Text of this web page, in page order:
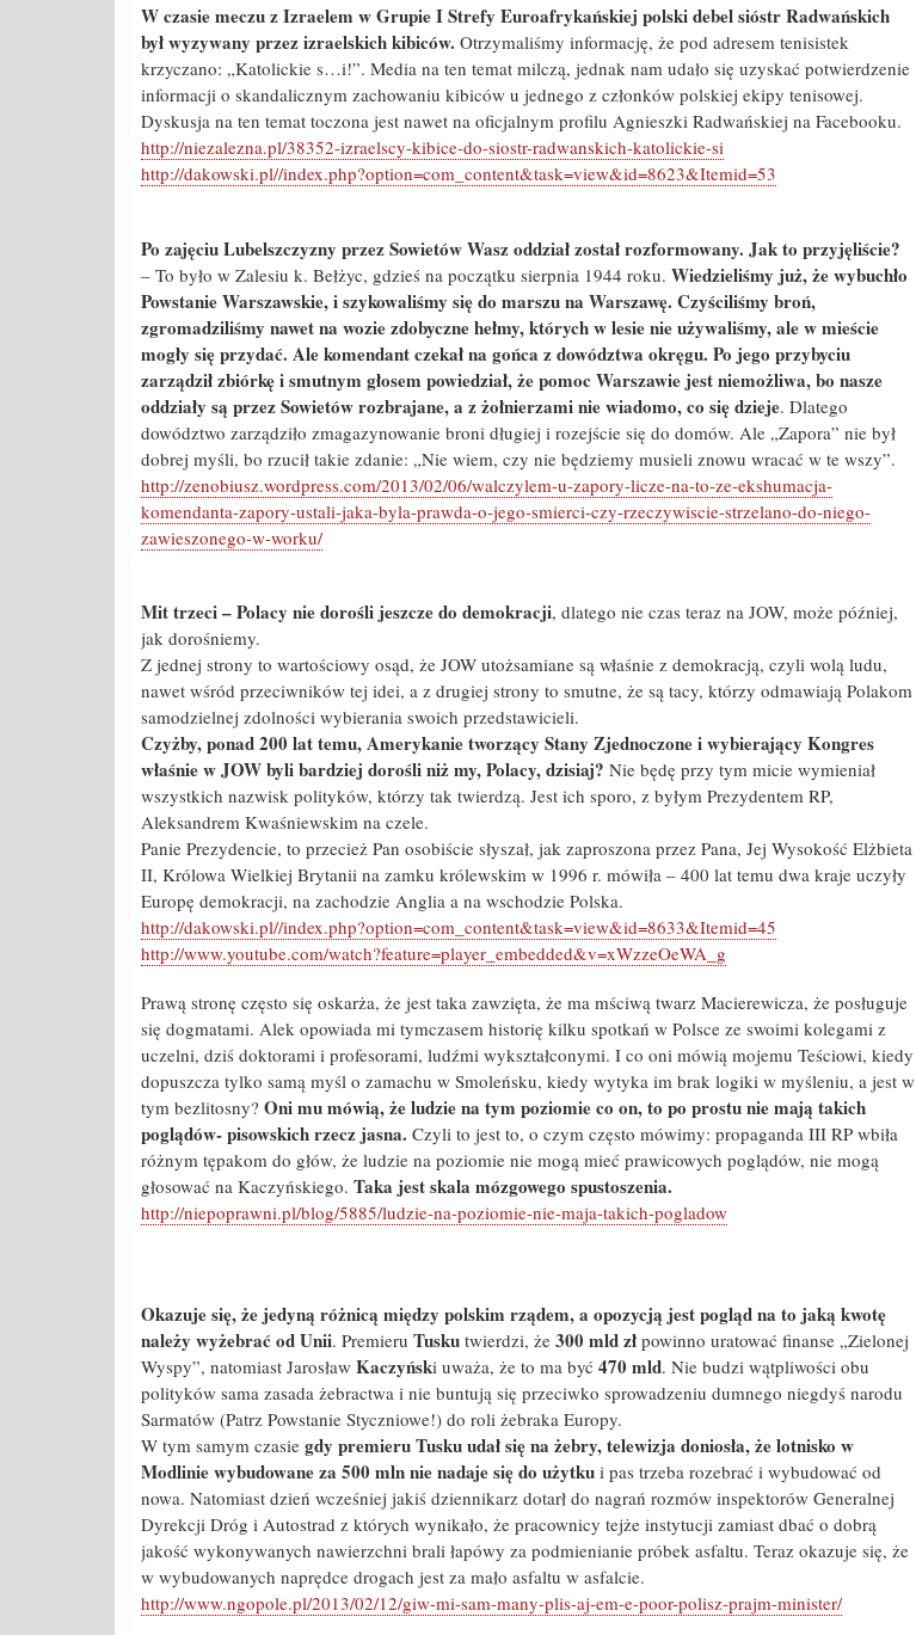
W czasie meczu z Izraelem w Grupie I Strefy Euroafrykańskiej polski debel sióstr Radwańskich
był wyzywany przez izraelskich kibiców. Otrzymaliśmy informację, że pod adresem tenisistek
krzyczano: „Katolickie s…i!”. Media na ten temat milczą, jednak nam udało się uzyskać potwierdzenie
informacji o skandalicznym zachowaniu kibiców u jednego z członków polskiej ekipy tenisowej.
Dyskusja na ten temat toczona jest nawet na oficjalnym profilu Agnieszki Radwańskiej na Facebooku.
http://niezalezna.pl/38352-izraelscy-kibice-do-siostr-radwanskich-katolickie-si
http://dakowski.pl//index.php?option=com_content&task=view&id=8623&Itemid=53
Po zajęciu Lubelszczyzny przez Sowietów Wasz oddział został rozformowany. Jak to przyjęliście?
– To było w Zalesiu k. Bełżyc, gdzieś na początku sierpnia 1944 roku. Wiedzieliśmy już, że wybuchło
Powstanie Warszawskie, i szykowaliśmy się do marszu na Warszawę. Czyściliśmy broń,
zgromadziliśmy nawet na wozie zdobyczne hełmy, których w lesie nie używaliśmy, ale w mieście
mogły się przydać. Ale komendant czekał na gońca z dowództwa okręgu. Po jego przybyciu
zarządził zbiórkę i smutnym głosem powiedział, że pomoc Warszawie jest niemożliwa, bo nasze
oddziały są przez Sowietów rozbrajane, a z żołnierzami nie wiadomo, co się dzieje. Dlatego
dowództwo zarządziło zmagazynowanie broni długiej i rozejście się do domów. Ale „Zapora” nie był
dobrej myśli, bo rzucił takie zdanie: „Nie wiem, czy nie będziemy musieli znowu wracać w te wszy”.
http://zenobiusz.wordpress.com/2013/02/06/walczylem-u-zapory-licze-na-to-ze-ekshumacja-
komendanta-zapory-ustali-jaka-byla-prawda-o-jego-smierci-czy-rzeczywiscie-strzelano-do-niego-
zawieszonego-w-worku/
Mit trzeci – Polacy nie dorośli jeszcze do demokracji, dlatego nie czas teraz na JOW, może później,
jak dorośniemy.
Z jednej strony to wartościowy osąd, że JOW utożsamiane są właśnie z demokracją, czyli wolą ludu,
nawet wśród przeciwników tej idei, a z drugiej strony to smutne, że są tacy, którzy odmawiają Polakom
samodzielnej zdolności wybierania swoich przedstawicieli.
Czyżby, ponad 200 lat temu, Amerykanie tworzący Stany Zjednoczone i wybierający Kongres
właśnie w JOW byli bardziej dorośli niż my, Polacy, dzisiaj? Nie będę przy tym micie wymieniał
wszystkich nazwisk polityków, którzy tak twierdzą. Jest ich sporo, z byłym Prezydentem RP,
Aleksandrem Kwaśniewskim na czele.
Panie Prezydencie, to przecież Pan osobiście słyszał, jak zaproszona przez Pana, Jej Wysokość Elżbieta
II, Królowa Wielkiej Brytanii na zamku królewskim w 1996 r. mówiła – 400 lat temu dwa kraje uczyły
Europę demokracji, na zachodzie Anglia a na wschodzie Polska.
http://dakowski.pl//index.php?option=com_content&task=view&id=8633&Itemid=45
http://www.youtube.com/watch?feature=player_embedded&v=xWzzeOeWA_g
Prawą stronę często się oskarża, że jest taka zawzięta, że ma mściwą twarz Macierewicza, że posługuje
się dogmatami. Alek opowiada mi tymczasem historię kilku spotkań w Polsce ze swoimi kolegami z
uczelni, dziś doktorami i profesorami, ludźmi wykształconymi. I co oni mówią mojemu Teściowi, kiedy
dopuszcza tylko samą myśl o zamachu w Smoleńsku, kiedy wytyka im brak logiki w myśleniu, a jest w
tym bezlitosny? Oni mu mówią, że ludzie na tym poziomie co on, to po prostu nie mają takich
poglądów- pisowskich rzecz jasna. Czyli to jest to, o czym często mówimy: propaganda III RP wbiła
różnym tępakom do głów, że ludzie na poziomie nie mogą mieć prawicowych poglądów, nie mogą
głosować na Kaczyńskiego. Taka jest skala mózgowego spustoszenia.
http://niepoprawni.pl/blog/5885/ludzie-na-poziomie-nie-maja-takich-pogladow
Okazuje się, że jedyną różnicą między polskim rządem, a opozycją jest pogląd na to jaką kwotę
należy wyżebrać od Unii. Premieru Tusku twierdzi, że 300 mld zł powinno uratować finanse „Zielonej
Wyspy”, natomiast Jarosław Kaczyński uważa, że to ma być 470 mld. Nie budzi wątpliwości obu
polityków sama zasada żebractwa i nie buntują się przeciwko sprowadzeniu dumnego niegdyś narodu
Sarmatów (Patrz Powstanie Styczniowe!) do roli żebraka Europy.
W tym samym czasie gdy premieru Tusku udał się na żebry, telewizja doniosła, że lotnisko w
Modlinie wybudowane za 500 mln nie nadaje się do użytku i pas trzeba rozebrać i wybudować od
nowa. Natomiast dzień wcześniej jakiś dziennikarz dotarł do nagrań rozmów inspektorów Generalnej
Dyrekcji Dróg i Autostrad z których wynikało, że pracownicy tejże instytucji zamiast dbać o dobrą
jakość wykonywanych nawierzchni brali łapówy za podmienianie próbek asfaltu. Teraz okazuje się, że
w wybudowanych naprędce drogach jest za mało asfaltu w asfalcie.
http://www.ngopole.pl/2013/02/12/giw-mi-sam-many-plis-aj-em-e-poor-polisz-prajm-minister/